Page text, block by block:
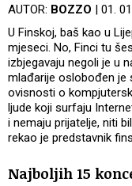
AUTOR: BOZZO | 01.
U Finskoj, baš kao u
mjeseci. No, Finci tu
izbjegavaju negoli je u
mlađarije oslobođen je
ovisnosti o
ljude koji surfaju
i nemaju prijatelje, niti
rekao je predstavnik
Najboljih 15